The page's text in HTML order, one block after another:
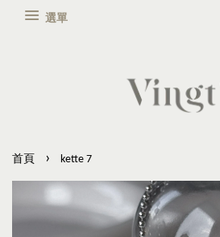
選單
首頁 › kette 7